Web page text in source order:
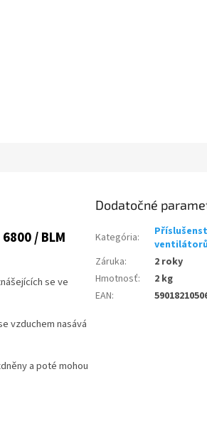
/ BLM
se ve
vzduchem nasává
a poté mohou
Dodatočné
Kategória:
Záruka:
2 roky
Hmotnosť:
2 kg
EAN: